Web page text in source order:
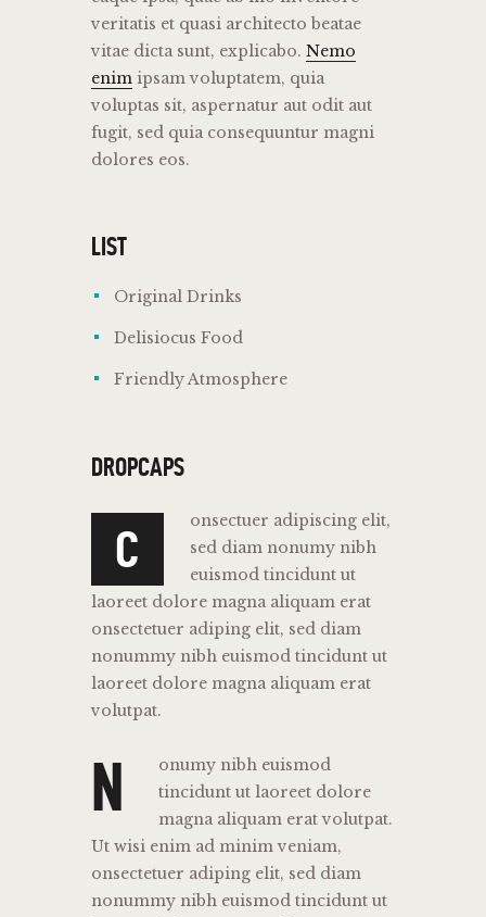
veritatis et quasi architecto beatae
vitae dicta sunt, explicabo. Nemo
enim ipsam voluptatem, quia
voluptas sit, aspernatur aut odit aut
fugit, sed quia consequuntur magni
dolores eos.
LIST
Original Drinks
Delisiocus Food
Friendly Atmosphere
DROPCAPS
C
onsectuer adipiscing elit,
sed diam nonumy nibh
euismod tincidunt ut
laoreet dolore magna aliquam erat
onsectetuer adiping elit, sed diam
nonummy nibh euismod tincidunt ut
laoreet dolore magna aliquam erat
volutpat.
N
onumy nibh euismod
tincidunt ut laoreet dolore
magna aliquam erat volutpat.
Ut wisi enim ad minim veniam,
onsectetuer adiping elit, sed diam
nonummy nibh euismod tincidunt ut